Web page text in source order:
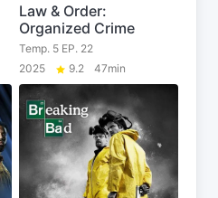
Law & Order:
Organized Crime
Temp. 5 EP. 22
2025
9.2 47min